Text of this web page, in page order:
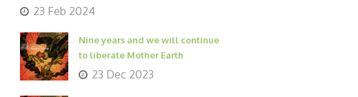
23 Feb 2024
Nine years and we will continue
to liberate Mother Earth
23 Dec 2023